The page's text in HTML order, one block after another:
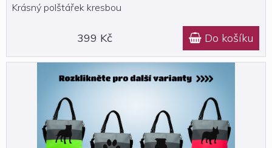
Krásný polštářek kresbou
399 Kč  Do košíku